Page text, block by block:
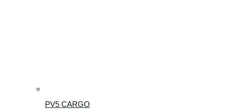
PV5 CARGO